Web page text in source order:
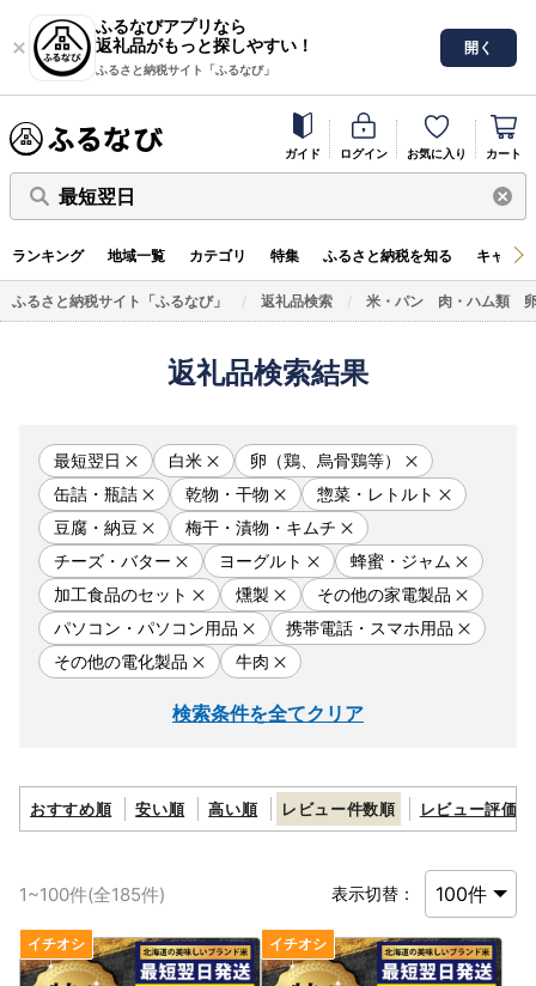
ふるなびアプリなら
返礼品がもっと探しやすい！
ふるさと納税サイト「ふるなび」
開く
ガイド ログイン お気に入り カート
最短翌日
ランキング 地域一覧 カテゴリ 特集 ふるさと納税を知る キャン
ふるさと納税サイト「ふるなび」 返礼品検索 米・パン 肉・ハム類
返礼品検索結果
最短翌日 白米
卵（鶏、烏骨鶏等）
缶詰・瓶詰
乾物・干物
惣菜・レトルト
豆腐・納豆
梅干・漬物・キムチ
チーズ・バター
ヨーグルト
蜂蜜・ジャム
加工食品のセット
燻製
その他の家電製品
パソコン・パソコン用品
携帯電話・スマホ用品
その他の電化製品
牛肉
検索条件を全てクリア
おすすめ順 安い順 高い順 レビュー件数順 レビュー評価順
1~100件(全185件) 表示切替：